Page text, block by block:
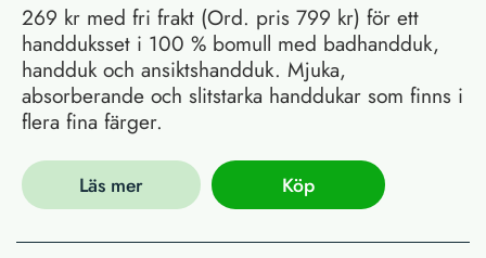
269 kr med fri frakt (Ord. pris 799 kr) för ett
handduksset i 100 % bomull med badhandduk,
handduk och ansiktshandduk. Mjuka,
absorberande och slitstarka handdukar som finns i
flera fina färger.
Läs mer Köp